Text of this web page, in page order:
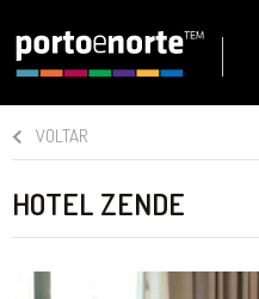
VOLTAR
HOTEL ZENDE